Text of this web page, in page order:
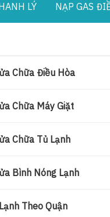
LÝ NẠP GAS
Chữa Điều Hòa
Chữa Máy Giặt
Chữa Tủ Lạnh
Bình Nóng Lạnh
Theo Quận